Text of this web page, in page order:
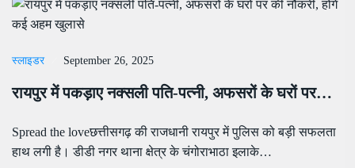
स्लाइडर September 26, 2025
रायपुर में पकड़ाए नक्सली पति-पत्नी, अफसरों के घरों पर…
Spread the loveछत्तीसगढ़ की राजधानी रायपुर में पुलिस को बड़ी सफलता
हाथ लगी है। डीडी नगर थाना क्षेत्र के चंगोराभाठा इलाके…